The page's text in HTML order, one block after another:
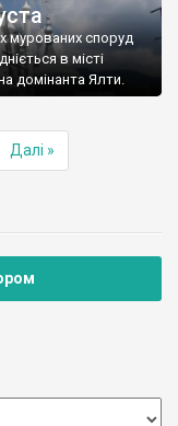
мурованих споруд
в місті
домінанта Ялти.
Далі »